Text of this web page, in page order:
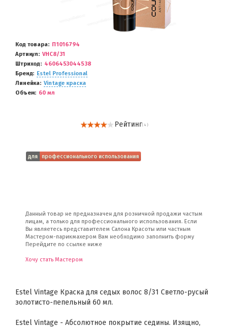
Код товара
П1016794
Артикул
VHC8/31
Штриход
4606453044538
Бренд
Estel Professional
Линейка
Vintage краска
Объем
60 мл
Рейтинг( 4 )
для профессионального использования
Данный товар не предназначен для розничной продажи частым
лицам, а только для профессионального использования. Если
Вы являетесь представителем Салона Красоты или частным
Мастером-парикмахером Вам необходимо заполнить форму
Перейдите по ссылке ниже
Хочу стать Мастером
Estel Vintage Краска для седых волос 8/31 Светло-русый
золотисто-пепельный 60 мл.
Estel Vintage - Абсолютное покрытие седины. Изящно,